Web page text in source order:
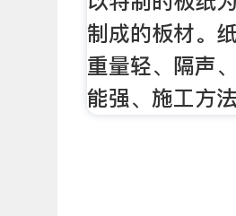
制成的板材。
重量轻、隔声
能强、施工方